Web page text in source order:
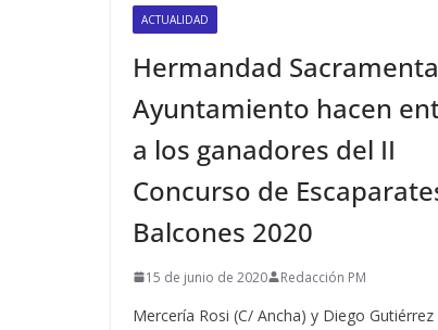
ACTUALIDAD
Hermandad
Ayuntamiento hacen
a los ganadores del II
Concurso de
Balcones 2020
15 de junio de 2020 Redacción PM
Mercería Rosi (C/ Ancha) y Diego Gutiérrez